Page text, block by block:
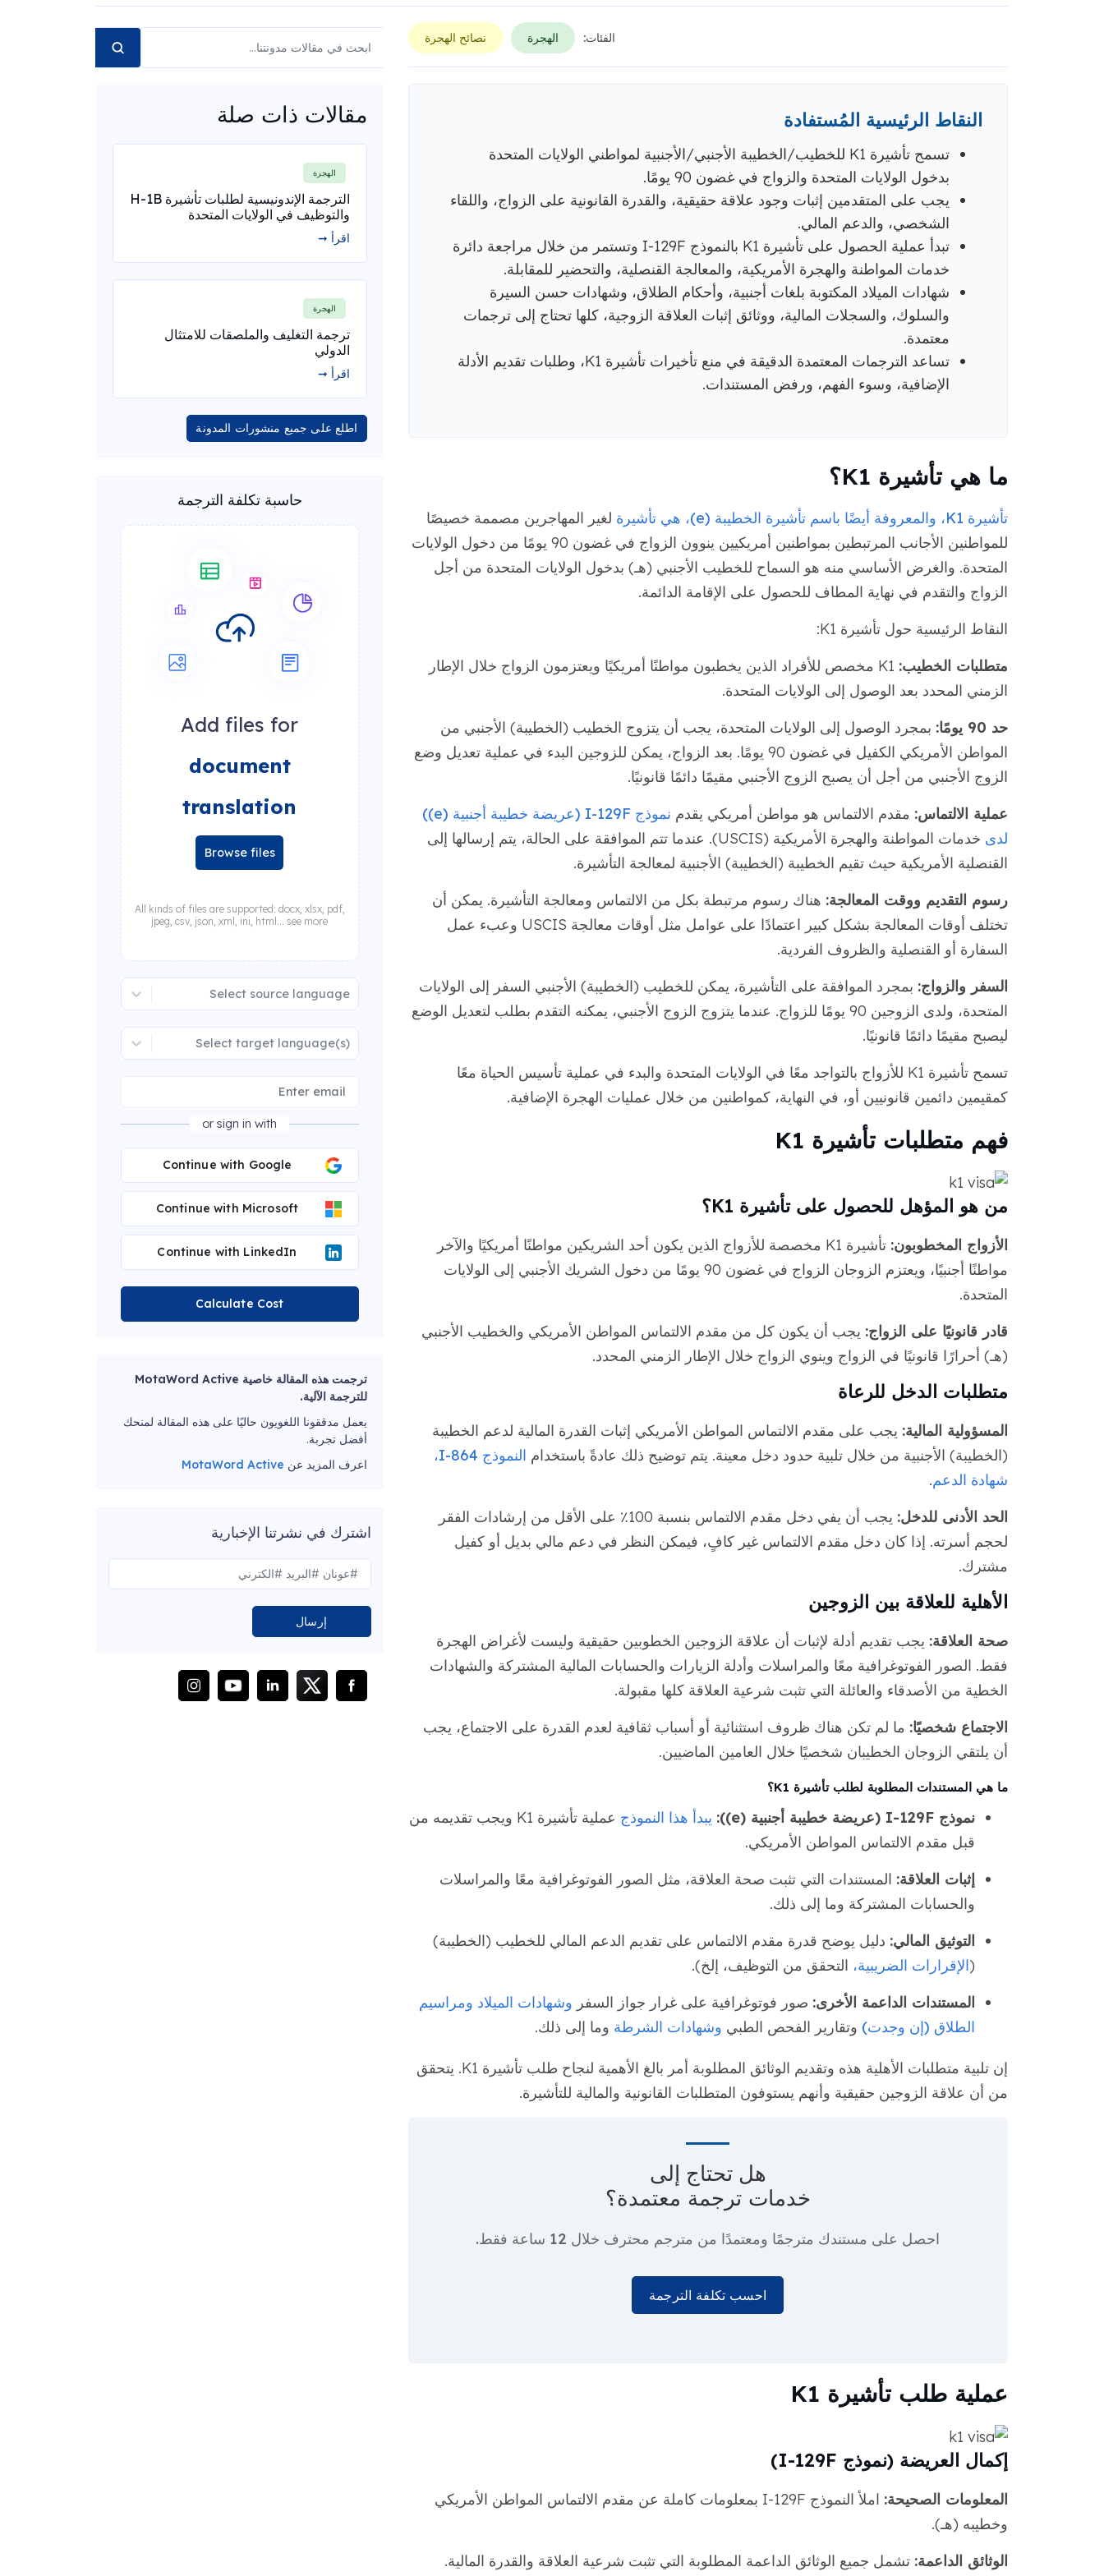
الفئات: الهجرة نصائح الهجرة
النقاط الرئيسية المُستفادة
تسمح تأشيرة K1 للخطيب/الخطيبة الأجنبي/الأجنبية لمواطني الولايات المتحدة
بدخول الولايات المتحدة والزواج في غضون 90 يومًا.
يجب على المتقدمين إثبات وجود علاقة حقيقية، والقدرة القانونية على الزواج، واللقاء
الشخصي، والدعم المالي.
تبدأ عملية الحصول على تأشيرة K1 بالنموذج I-129F وتستمر من خلال مراجعة دائرة
خدمات المواطنة والهجرة الأمريكية، والمعالجة القنصلية، والتحضير للمقابلة.
شهادات الميلاد المكتوبة بلغات أجنبية، وأحكام الطلاق، وشهادات حسن السيرة
والسلوك، والسجلات المالية، ووثائق إثبات العلاقة الزوجية، كلها تحتاج إلى ترجمات
معتمدة.
تساعد الترجمات المعتمدة الدقيقة في منع تأخيرات تأشيرة K1، وطلبات تقديم الأدلة
الإضافية، وسوء الفهم، ورفض المستندات.
ما هي تأشيرة K1؟
تأشيرة K1، والمعروفة أيضًا باسم تأشيرة الخطيبة (e)، هي تأشيرة
لغير المهاجرين مصممة خصيصًا
للمواطنين الأجانب المرتبطين بمواطنين أمريكيين ينوون الزواج في غضون 90 يومًا من دخول الولايات
المتحدة. والغرض الأساسي منه هو السماح للخطيب الأجنبي (هـ) بدخول الولايات المتحدة من أجل
الزواج والتقدم في نهاية المطاف للحصول على الإقامة الدائمة.
النقاط الرئيسية حول تأشيرة K1:
متطلبات الخطيب:
K1 مخصص للأفراد الذين يخطبون مواطنًا أمريكيًا ويعتزمون الزواج خلال الإطار
الزمني المحدد بعد الوصول إلى الولايات المتحدة.
حد 90 يومًا:
بمجرد الوصول إلى الولايات المتحدة، يجب أن يتزوج الخطيب (الخطيبة) الأجنبي من
المواطن الأمريكي الكفيل في غضون 90 يومًا. بعد الزواج، يمكن للزوجين البدء في عملية تعديل وضع
الزوج الأجنبي من أجل أن يصبح الزوج الأجنبي مقيمًا دائمًا قانونيًا.
عملية الالتماس: مقدم الالتماس هو مواطن أمريكي يقدم
نموذج I-129F (عريضة خطيبة أجنبية (e))
لدى
خدمات المواطنة والهجرة الأمريكية (USCIS). عندما تتم الموافقة على الحالة، يتم إرسالها إلى
القنصلية الأمريكية حيث تقيم الخطيبة (الخطيبة) الأجنبية لمعالجة التأشيرة.
رسوم التقديم ووقت المعالجة: هناك رسوم مرتبطة بكل من الالتماس ومعالجة التأشيرة. يمكن أن
تختلف أوقات المعالجة بشكل كبير اعتمادًا على عوامل مثل أوقات معالجة USCIS وعبء عمل
السفارة أو القنصلية والظروف الفردية.
السفر والزواج: بمجرد الموافقة على التأشيرة، يمكن للخطيب (الخطيبة) الأجنبي السفر إلى الولايات
المتحدة، ولدى الزوجين 90 يومًا للزواج. عندما يتزوج الزوج الأجنبي، يمكنه التقدم بطلب لتعديل الوضع
ليصبح مقيمًا دائمًا قانونيًا.
تسمح تأشيرة K1 للأزواج بالتواجد معًا في الولايات المتحدة والبدء في عملية تأسيس الحياة معًا
كمقيمين دائمين قانونيين أو، في النهاية، كمواطنين من خلال عمليات الهجرة الإضافية.
فهم متطلبات تأشيرة K1
من هو المؤهل للحصول على تأشيرة K1؟
الأزواج المخطوبون:
تأشيرة K1 مخصصة للأزواج الذين يكون أحد الشريكين مواطنًا أمريكيًا والآخر
مواطنًا أجنبيًا، ويعتزم الزوجان الزواج في غضون 90 يومًا من دخول الشريك الأجنبي إلى الولايات
المتحدة.
قادر قانونيًا على الزواج: يجب أن يكون كل من مقدم الالتماس المواطن الأمريكي والخطيب الأجنبي
(هـ) أحرارًا قانونيًا في الزواج وينوي الزواج خلال الإطار الزمني المحدد.
متطلبات الدخل للرعاة
المسؤولية المالية: يجب على مقدم الالتماس المواطن الأمريكي إثبات القدرة المالية لدعم الخطيبة
(الخطيبة) الأجنبية من خلال تلبية حدود دخل معينة. يتم توضيح ذلك عادةً باستخدام
النموذج I-864،
شهادة الدعم.
الحد الأدنى للدخل:
يجب أن يفي دخل مقدم الالتماس بنسبة 100٪ على الأقل من إرشادات الفقر
لحجم أسرته. إذا كان دخل مقدم الالتماس غير كافٍ، فيمكن النظر في دعم مالي بديل أو كفيل
مشترك.
الأهلية للعلاقة بين الزوجين
صحة العلاقة: يجب تقديم أدلة لإثبات أن علاقة الزوجين الخطوبين حقيقية وليست لأغراض الهجرة
فقط. الصور الفوتوغرافية معًا والمراسلات وأدلة الزيارات والحسابات المالية المشتركة والشهادات
الخطية من الأصدقاء والعائلة التي تثبت شرعية العلاقة كلها مقبولة.
الاجتماع شخصيًا: ما لم تكن هناك ظروف استثنائية أو أسباب ثقافية لعدم القدرة على الاجتماع، يجب
أن يلتقي الزوجان الخطيبان شخصيًا خلال العامين الماضيين.
ما هي المستندات المطلوبة لطلب تأشيرة K1؟
نموذج I-129F (عريضة خطيبة أجنبية (e)): يبدأ هذا النموذج
عملية تأشيرة K1 ويجب تقديمه من
قبل مقدم الالتماس المواطن الأمريكي.
إثبات العلاقة: المستندات التي تثبت صحة العلاقة، مثل الصور الفوتوغرافية معًا والمراسلات
والحسابات المشتركة وما إلى ذلك.
التوثيق المالي: دليل يوضح قدرة مقدم الالتماس على تقديم الدعم المالي للخطيب (الخطيبة)
(الإقرارات الضريبية، التحقق من التوظيف، إلخ).
المستندات الداعمة الأخرى: صور فوتوغرافية على غرار جواز السفر وشهادات الميلاد ومراسيم
الطلاق (إن وجدت) وتقارير الفحص الطبي وشهادات الشرطة وما إلى ذلك.
إن تلبية متطلبات الأهلية هذه وتقديم الوثائق المطلوبة أمر بالغ الأهمية لنجاح طلب تأشيرة K1. يتحقق
من أن علاقة الزوجين حقيقية وأنهم يستوفون المتطلبات القانونية والمالية للتأشيرة.
هل تحتاج إلى
خدمات ترجمة معتمدة؟
احصل على مستندك مترجمًا ومعتمدًا من مترجم محترف خلال 12 ساعة فقط.
احسب تكلفة الترجمة
عملية طلب تأشيرة K1
إكمال العريضة (نموذج I-129F)
المعلومات الصحيحة:
املأ النموذج I-129F بمعلومات كاملة عن مقدم الالتماس المواطن الأمريكي
وخطيبه (هـ).
الوثائق الداعمة: تشمل جميع الوثائق الداعمة المطلوبة التي تثبت شرعية العلاقة والقدرة المالية.
مقالات ذات صلة
الهجرة
الترجمة الإندونيسية لطلبات تأشيرة H-1B
والتوظيف في الولايات المتحدة
اقرأ ➞
الهجرة
ترجمة التغليف والملصقات للامتثال
الدولي
اقرأ ➞
اطلع على جميع منشورات المدونة
حاسبة تكلفة الترجمة
Add files for
document
translation
Browse files
All kinds of files are supported: docx, xlsx, pdf,
jpeg, csv, json, xml, ini, html... see more
Select source language
Select target language(s)
or sign in with
Continue with Google
Continue with Microsoft
Continue with LinkedIn
Calculate Cost
ترجمت هذه المقالة خاصية MotaWord Active
للترجمة الآلية.
يعمل مدققونا اللغويون حاليًا على هذه المقالة لمنحك
أفضل تجربة.
اعرف المزيد عن MotaWord Active
اشترك في نشرتنا الإخبارية
إرسال